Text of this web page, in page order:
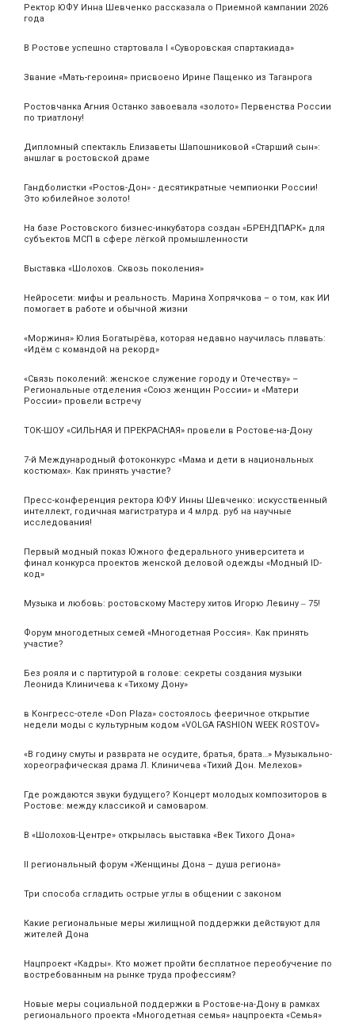
Ректор ЮФУ Инна Шевченко рассказала о Приемной кампании 2026
года
В Ростове успешно стартовала I «Суворовская спартакиада»
Звание «Мать‑героиня» присвоено Ирине Пащенко из Таганрога
Ростовчанка Агния Останко завоевала «золото» Первенства России
по триатлону!
Дипломный спектакль Елизаветы Шапошниковой «Старший сын»:
аншлаг в ростовской драме
Гандболистки «Ростов-Дон» - десятикратные чемпионки России!
Это юбилейное золото!
На базе Ростовского бизнес-инкубатора создан «БРЕНДПАРК» для
субъектов МСП в сфере лёгкой промышленности
Выставка «Шолохов. Сквозь поколения»
Нейросети: мифы и реальность. Марина Хопрячкова – о том, как ИИ
помогает в работе и обычной жизни
«Моржиня» Юлия Богатырёва, которая недавно научилась плавать:
«Идём с командой на рекорд»
«Связь поколений: женское служение городу и Отечеству» –
Региональные отделения «Союз женщин России» и «Матери
России» провели встречу
ТОК-ШОУ «СИЛЬНАЯ И ПРЕКРАСНАЯ» провели в Ростове-на-Дону
7-й Международный фотоконкурс «Мама и дети в национальных
костюмах». Как принять участие?
Пресс-конференция ректора ЮФУ Инны Шевченко: искусственный
интеллект, годичная магистратура и 4 млрд. руб на научные
исследования!
Первый модный показ Южного федерального университета и
финал конкурса проектов женской деловой одежды «Модный ID-
код»
Музыка и любовь: ростовскому Мастеру хитов Игорю Левину ‒ 75!
Форум многодетных семей «Многодетная Россия». Как принять
участие?
Без рояля и с партитурой в голове: секреты создания музыки
Леонида Клиничева к «Тихому Дону»
в Конгресс-отеле «Don Plaza» состоялось фееричное открытие
недели моды с культурным кодом «VOLGA FASHION WEEK ROSTOV»
«В годину смуты и разврата не осудите, братья, брата…» Музыкально-
хореографическая драма Л. Клиничева «Тихий Дон. Мелехов»
Где рождаются звуки будущего? Концерт молодых композиторов в
Ростове: между классикой и самоваром.
В «Шолохов-Центре» открылась выставка «Век Тихого Дона»
II региональный форум «Женщины Дона – душа региона»
Три способа сгладить острые углы в общении с законом
Какие региональные меры жилищной поддержки действуют для
жителей Дона
Нацпроект «Кадры». Кто может пройти бесплатное переобучение по
востребованным на рынке труда профессиям?
Новые меры социальной поддержки в Ростове-на-Дону в рамках
регионального проекта «Многодетная семья» нацпроекта «Семья»